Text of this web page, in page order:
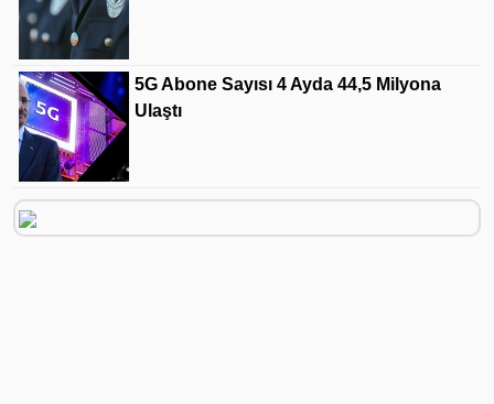
5G Abone Sayısı 4 Ayda 44,5 Milyona
Ulaştı